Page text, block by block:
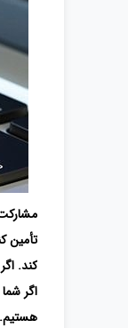
کند. اگر 100 درصد به توانایی های ارتباطی یک تامین کننده بالقوه اطمینان ندارید، جستجوی خود را ادامه دهید.
هستیم.